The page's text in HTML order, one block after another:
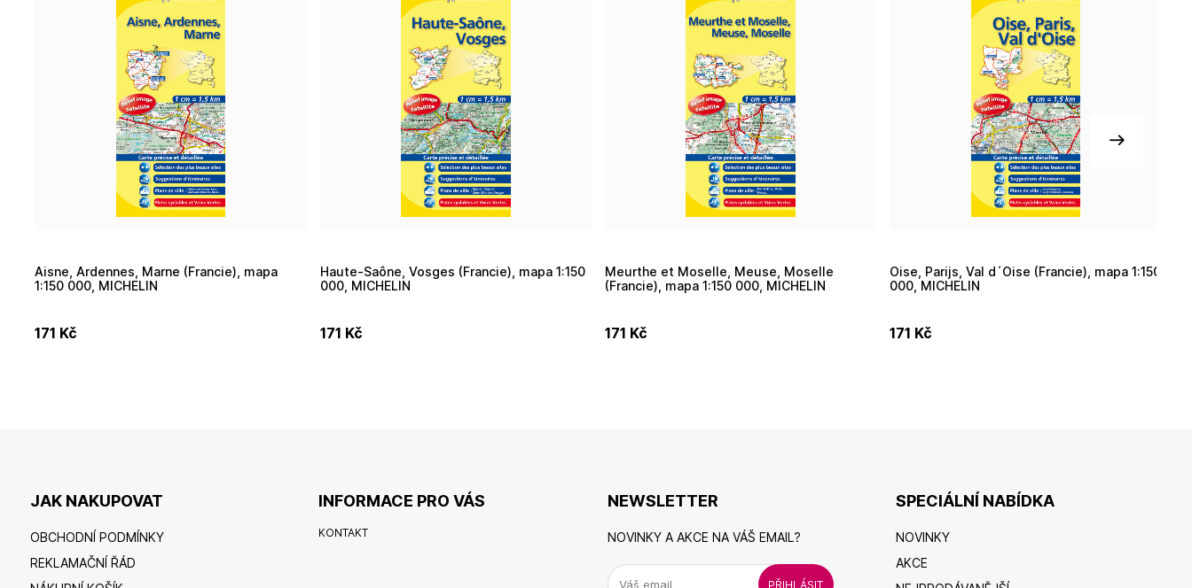
Aisne, Ardennes, Marne (Francie), mapa
1:150 000, MICHELIN
171 Kč
Haute-Saône, Vosges (Francie), mapa 1:150
000, MICHELIN
171 Kč
Meurthe et Moselle, Meuse, Moselle
(Francie), mapa 1:150 000, MICHELIN
171 Kč
Oise, Parijs, Val d´Oise (Francie), mapa 1:150
000, MICHELIN
171 Kč
JAK NAKUPOVAT
OBCHODNÍ PODMÍNKY
REKLAMAČNÍ ŘÁD
INFORMACE PRO VÁS
KONTAKT
NEWSLETTER
NOVINKY A AKCE NA VÁŠ EMAIL?
SPECIÁLNÍ NABÍDKA
NOVINKY
AKCE